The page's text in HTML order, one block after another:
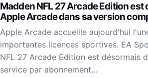
Madden NFL 27 Arcade Edition
Apple Arcade dans sa version
Apple Arcade accueille aujourd'hui
importantes licences sportives. EA
NFL 27 Arcade Edition est désormais
service par abonnement…